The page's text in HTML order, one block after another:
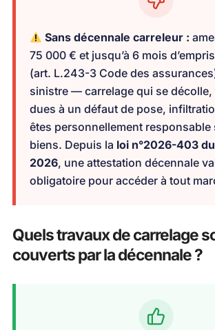
Sans décennale carreleur :
75 000 € et jusqu’à 6 mois
(art. L.243-3 Code des
sinistre — carrelage qui se
dues à un défaut de pose,
êtes personnellement responsable
biens. Depuis la loi n°2026-403
2026, une attestation décennale
obligatoire pour accéder à tout
Quels travaux de carrelage
couverts par la décennale ?